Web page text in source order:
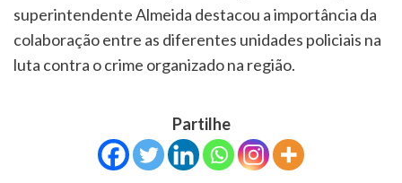
superintendente Almeida destacou a importância da
colaboração entre as diferentes unidades policiais na
luta contra o crime organizado na região.
Partilhe